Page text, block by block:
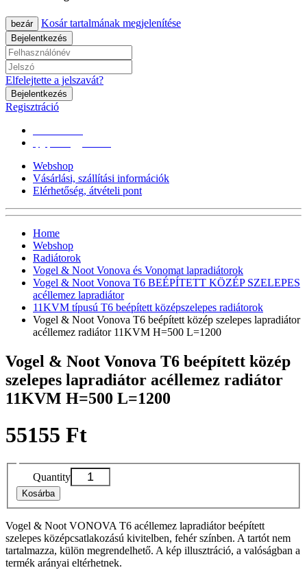
bezár Kosár tartalmának megjelenítése
Bejelentkezés
Elfelejtette a jelszavát?
Bejelentkezés
Regisztráció
Webshop
Vásárlási, szállítási információk
Elérhetőség, átvételi pont
Home
Webshop
Radiátorok
Vogel & Noot Vonova és Vonomat lapradiátorok
Vogel & Noot Vonova T6 BEÉPÍTETT KÖZÉP SZELEPES
acéllemez lapradiátor
11KVM típusú T6 beépített középszelepes radiátorok
Vogel & Noot Vonova T6 beépített közép szelepes lapradiátor
acéllemez radiátor 11KVM H=500 L=1200
Vogel & Noot Vonova T6 beépített közép
szelepes lapradiátor acéllemez radiátor
11KVM H=500 L=1200
55155 Ft
Quantity
Kosárba
Vogel & Noot VONOVA T6 acéllemez lapradiátor beépített
szelepes középcsatlakozású kivitelben, fehér színben. A tartót nem
tartalmazza, külön megrendelhető. A kép illusztráció, a valóságban a
termék arányai eltérhetnek.